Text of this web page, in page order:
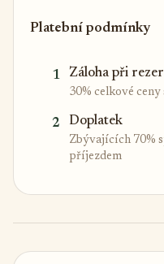
Platební podmínky
1 Záloha při
30% celkové
2 Doplatek
Zbývajících 70%
příjezdem